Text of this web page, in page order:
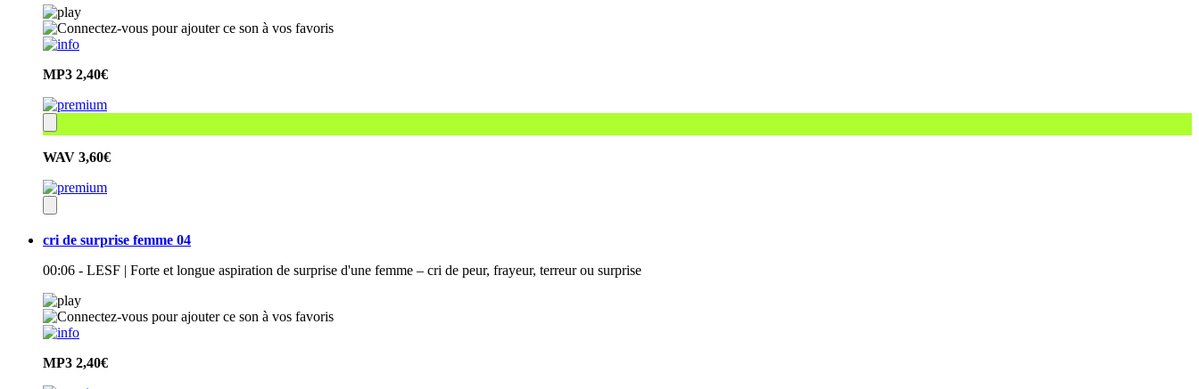
MP3 2,40€
WAV 3,60€
cri de surprise femme 04
00:06 - LESF | Forte et longue aspiration de surprise d'une femme – cri de peur, frayeur, terreur ou surprise
MP3 2,40€